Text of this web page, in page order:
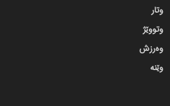
وتار
وتووێژ
وەرزش
وێنە